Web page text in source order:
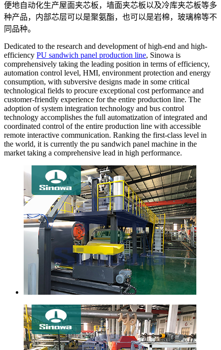
便地自动化生产屋面夹芯板，墙面夹芯板以及冷库夹芯板等多
种产品，内部芯层可以是聚氨酯，也可以是岩棉，玻璃棉等不
同品种。
Dedicated to the research and development of high-end and high-
efficiency PU sandwich panel production line, Sinowa is
comprehensively taking the leading position in terms of efficiency,
automation control level, HMI, environment protection and energy
consumption, with subversive designs made in some critical
technological fields to procure exceptional cost performance and
customer-friendly experience for the entire production line. The
adoption of system integration technology and bus control
technology accomplishes the full automatization of integrated and
coordinated control of the entire production line with accessible
remote interactive communication. Ranking the first-class level in
the world, it is currently the pu sandwich panel machine in the
market taking a comprehensive lead in high performance.